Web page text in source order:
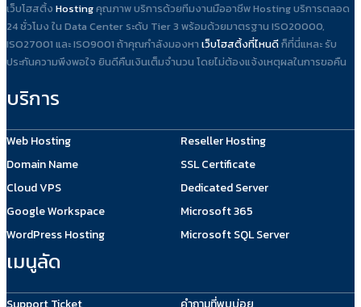
เว็บโฮสติ้ง Hostingคุณภาพ บริการด้วยทีมงานมืออาชีพ Hosting บริการตลอด
24 ชั่วโมง ใน Data Center ระดับ Tier 3 พร้อมด้วยมาตรฐาน ISO20000,
ISO27001 และ ISO9001 ถ้าคุณกำลังมองหา เว็บโฮสติ้งที่ไหนดีก็ที่นี่แหละ รับ
ประกันความพึงพอใจ ยินดีคืนเงินเต็มจำนวน โดยไม่ต้องแจ้งเหตุผลในการขอคืน
บริการ
Web Hosting
Domain Name
Cloud VPS
Google Workspace
WordPress Hosting
Reseller Hosting
SSL Certificate
Dedicated Server
Microsoft 365
Microsoft SQL Server
เมนูลัด